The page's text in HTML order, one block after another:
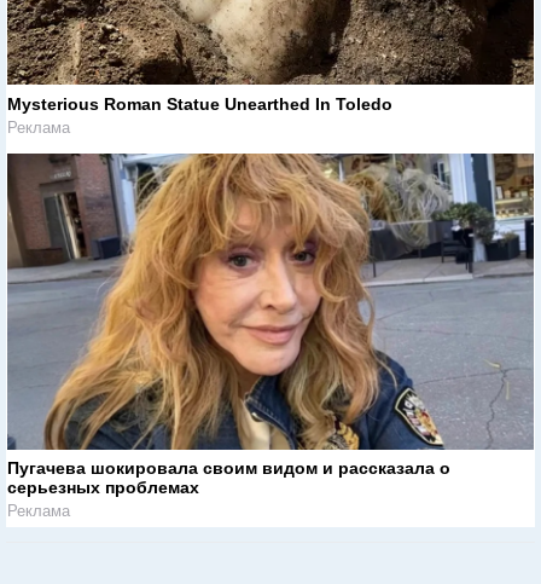
Mysterious Roman Statue Unearthed In Toledo
Реклама
Пугачева шокировала своим видом и рассказала о
серьезных проблемах
Реклама